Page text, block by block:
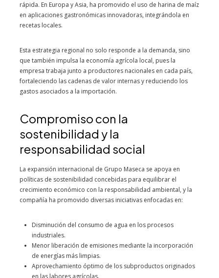
rápida. En Europa y Asia, ha promovido el uso de harina de maíz
en aplicaciones gastronómicas innovadoras, integrándola en
recetas locales.
Esta estrategia regional no solo responde a la demanda, sino
que también impulsa la economía agrícola local, pues la
empresa trabaja junto a productores nacionales en cada país,
fortaleciendo las cadenas de valor internas y reduciendo los
gastos asociados a la importación.
Compromiso con la
sostenibilidad y la
responsabilidad social
La expansión internacional de Grupo Maseca se apoya en
políticas de sostenibilidad concebidas para equilibrar el
crecimiento económico con la responsabilidad ambiental, y la
compañía ha promovido diversas iniciativas enfocadas en:
Disminución del consumo de agua en los procesos
industriales.
Menor liberación de emisiones mediante la incorporación
de energías más limpias.
Aprovechamiento óptimo de los subproductos originados
en las labores agrícolas.